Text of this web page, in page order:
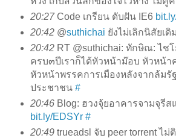
20:27Code เกรียน ดับฝัน IE6
20:42@suthichai ยังไม่เลิกนิสัยเดิ
20:42RT @suthichai: ทักษิณ: ไช
ครบ๓ปีเราก็ได้หัวหน้าม๊อบ หัวหน้
หัวหน้าพรรคการเมืองหลังจากล้มรั
ประชาชน #
20:46Blog: ฮวงจุ้ยอาคารจามจุรีส
bit.ly/EDSYr #
20:49trueadsl จับ peer torrent ไม่